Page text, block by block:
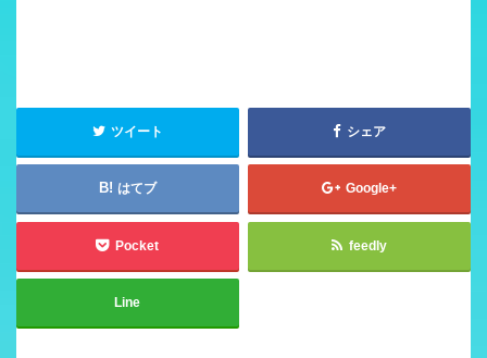
ツイート シェア
はてブ Google+
Pocket feedly
Line